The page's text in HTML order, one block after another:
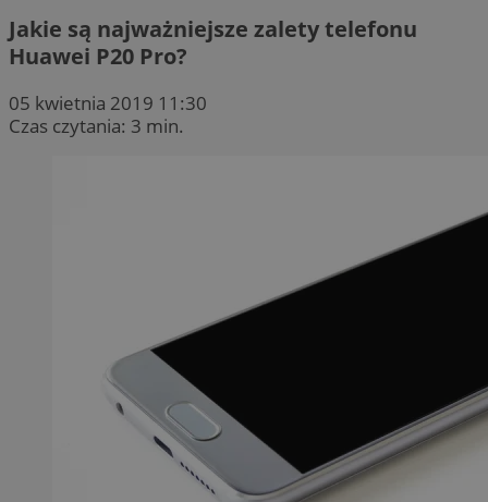
Jakie są najważniejsze zalety telefonu
Huawei P20 Pro?
05 kwietnia 2019 11:30
Czas czytania: 3 min.